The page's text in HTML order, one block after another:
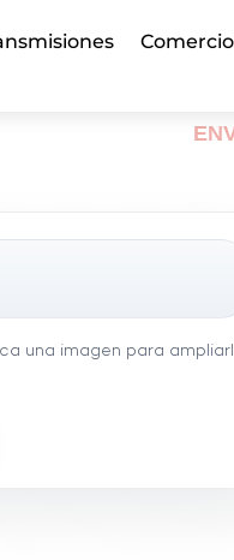
una imagen para